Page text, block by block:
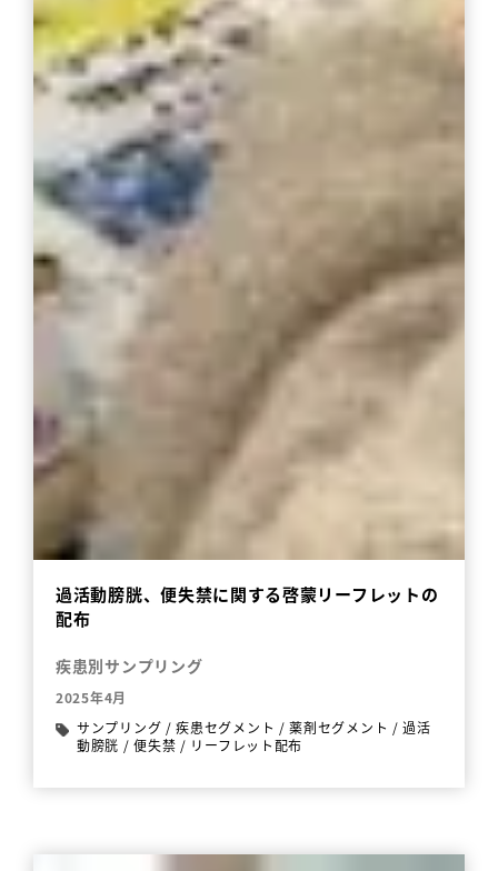
過活動膀胱、便失禁に関する啓蒙リーフレットの
配布
疾患別サンプリング
2025年4月
サンプリング /疾患セグメント /薬剤セグメント /過活
動膀胱 /便失禁 / リーフレット配布